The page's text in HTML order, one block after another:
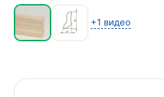
+1 видео